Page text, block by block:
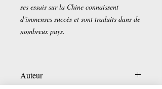
ses essais sur la Chine connaissent
d'immenses succès et sont traduits dans de
nombreux pays.
Auteur